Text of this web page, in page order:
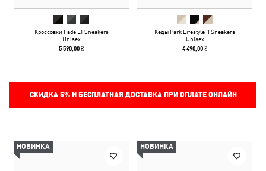
Кроссовки Fade LT Sneakers
Unisex
5 590,00 ₴
Кеды Park Lifestyle II Sneakers
Unisex
4 490,00 ₴
СКИДКА 5%И БЕСПЛАТНАЯ ДОСТАВКА ПРИ ОПЛАТЕ ОНЛАЙН
НОВИНКА НОВИНКА